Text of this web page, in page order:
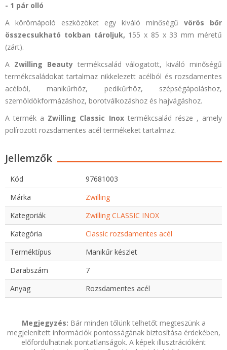
- 1 pár olló
A körömápoló eszközöket egy kiváló minőségű vörös bőr
összecsukható tokban tároljuk, 155 x 85 x 33 mm méretű
(zárt).
A Zwilling Beautytermékcsalád válogatott, kiváló minőségű
termékcsaládokat tartalmaz nikkelezett acélból és rozsdamentes
acélból, manikűrhöz, pedikűrhöz, szépségápoláshoz,
szemöldökformázáshoz, borotválkozáshoz és hajvágáshoz.
A termék a Zwilling Classic Inoxtermékcsalád része , amely
polírozott rozsdamentes acél termékeket tartalmaz.
Jellemzők
Kód
97681003
Márka
Zwilling
Kategoriák
Zwilling CLASSIC INOX
Kategória
Classic rozsdamentes acél
Terméktípus
Manikűr készlet
Darabszám
7
Anyag
Rozsdamentes acél
Megjegyzés: Bár minden tőlünk telhetőt megteszünk a
megjelenített információk pontosságának biztosítása érdekében,
előfordulhatnak pontatlanságok. A képek illusztrációként